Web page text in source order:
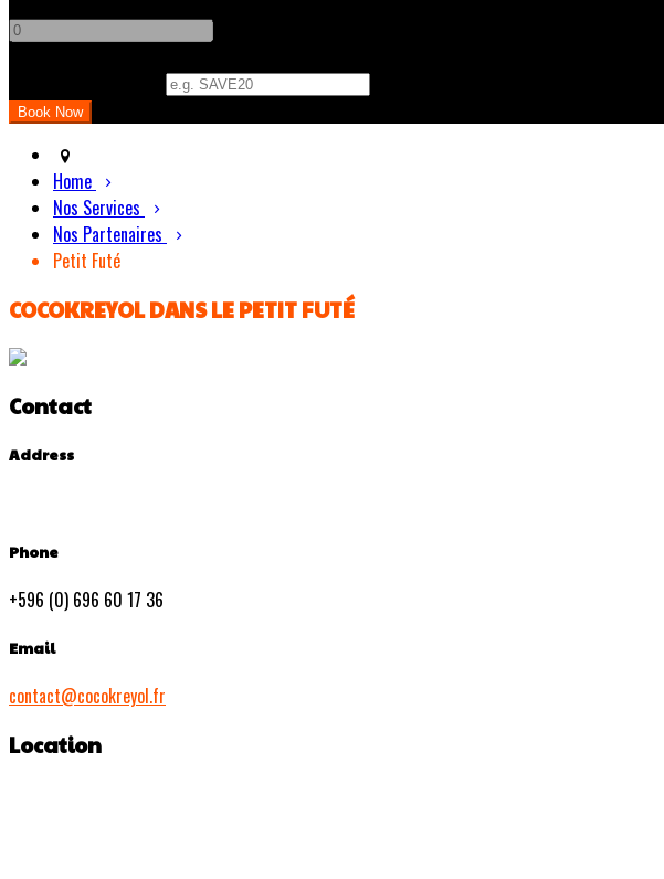
Home
Nos Services
Nos Partenaires
Petit Futé
COCOKREYOL DANS LE PETIT FUTÉ
Contact
Address
Phone
+596 (0) 696 60 17 36
Email
contact@cocokreyol.fr
Location